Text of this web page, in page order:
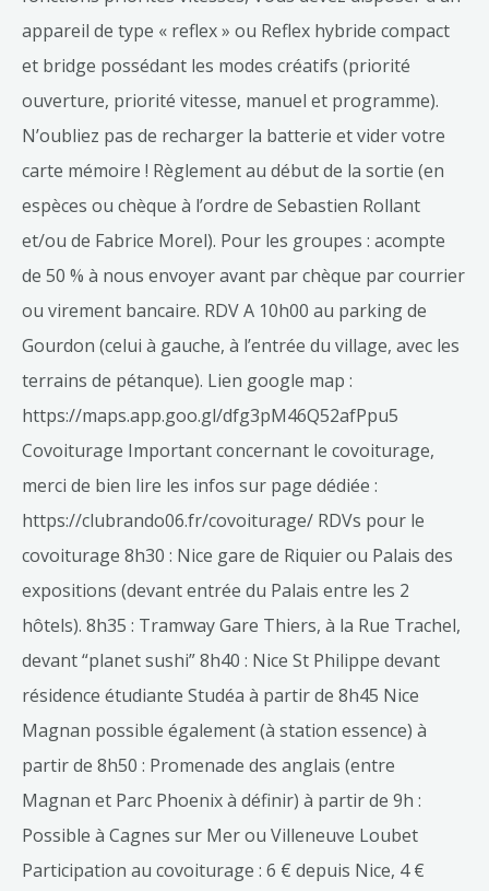
appareil de type « reflex » ou Reflex hybride compact
et bridge possédant les modes créatifs (priorité
ouverture, priorité vitesse, manuel et programme).
N’oubliez pas de recharger la batterie et vider votre
carte mémoire ! Règlement au début de la sortie (en
espèces ou chèque à l’ordre de Sebastien Rollant
et/ou de Fabrice Morel). Pour les groupes : acompte
de 50 % à nous envoyer avant par chèque par courrier
ou virement bancaire. RDV A 10h00 au parking de
Gourdon (celui à gauche, à l’entrée du village, avec les
terrains de pétanque). Lien google map :
https://maps.app.goo.gl/dfg3pM46Q52afPpu5
Covoiturage Important concernant le covoiturage,
merci de bien lire les infos sur page dédiée :
https://clubrando06.fr/covoiturage/ RDVs pour le
covoiturage 8h30 : Nice gare de Riquier ou Palais des
expositions (devant entrée du Palais entre les 2
hôtels). 8h35 : Tramway Gare Thiers, à la Rue Trachel,
devant “planet sushi” 8h40 : Nice St Philippe devant
résidence étudiante Studéa à partir de 8h45 Nice
Magnan possible également (à station essence) à
partir de 8h50 : Promenade des anglais (entre
Magnan et Parc Phoenix à définir) à partir de 9h :
Possible à Cagnes sur Mer ou Villeneuve Loubet
Participation au covoiturage : 6 € depuis Nice, 4 €